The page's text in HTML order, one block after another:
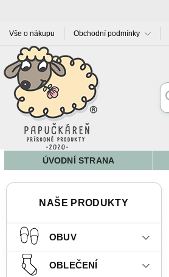
Vše o nákupu Obchodní podmínky
ÚVODNÍ STRANA
NAŠE PRODUKTY
OBUV
OBLEČENÍ